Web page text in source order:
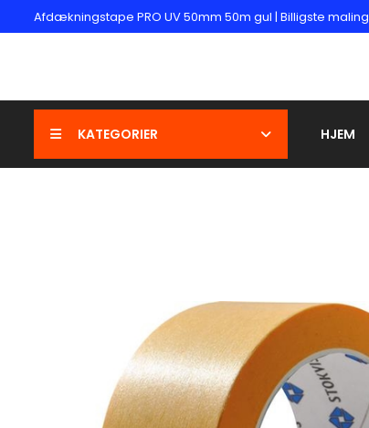
Afdækningstape PRO UV 50mm 50m gul | Billigste maling
KATEGORIER HJEM